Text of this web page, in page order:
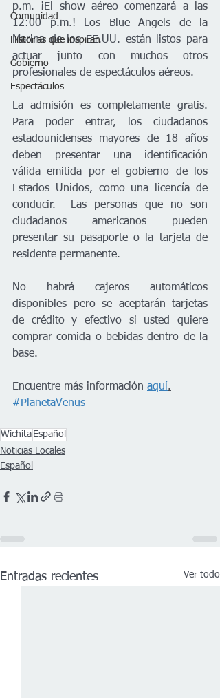
Comunidad
Historias que inspiran
Gobierno
Espectáculos
p.m. ¡El show aéreo comenzará a las
12:00 p.m.! Los Blue Angels de la
Marina de los EE.UU. están listos para
actuar junto con muchos otros
profesionales de espectáculos aéreos.
La admisión es completamente gratis.
Para poder entrar, los ciudadanos
estadounidenses mayores de 18 años
deben presentar una identificación
válida emitida por el gobierno de los
Estados Unidos, como una licencía de
conducir.  Las personas que no son
ciudadanos americanos pueden
presentar su pasaporte o la tarjeta de
residente permanente.
No habrá cajeros automáticos
disponibles pero se aceptarán tarjetas
de crédito y efectivo si usted quiere
comprar comida o bebidas dentro de la
base.
Encuentre más información aquí.
#PlanetaVenus
Wichita Español
Noticias Locales
Español
Entradas recientes Ver todo